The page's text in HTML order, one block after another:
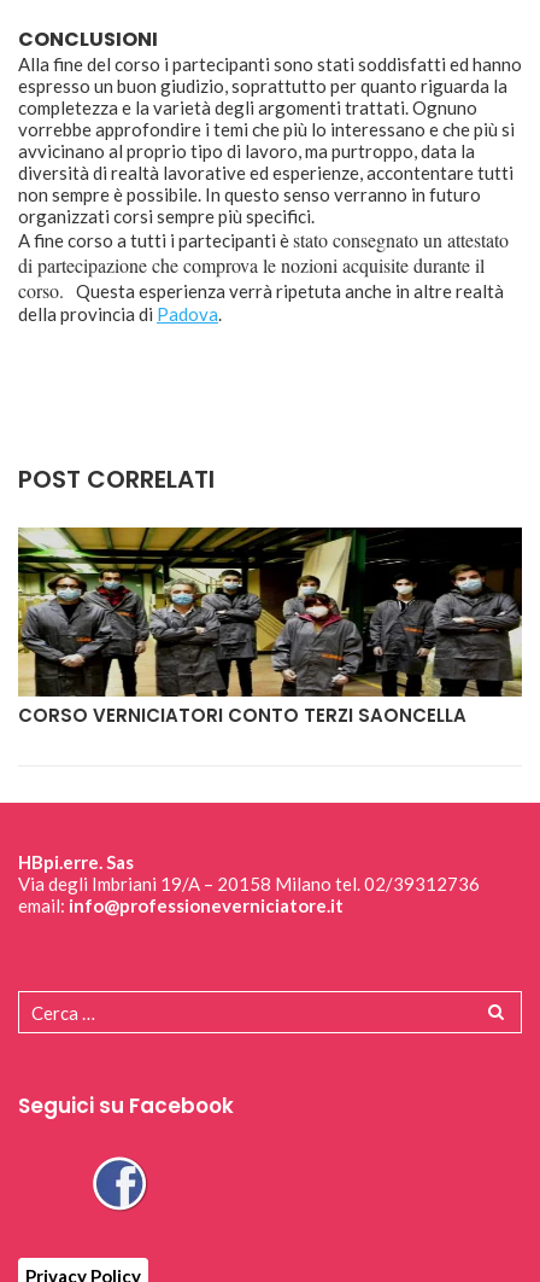
CONCLUSIONI
Alla fine del corso i partecipanti sono stati soddisfatti ed hanno
espresso un buon giudizio, soprattutto per quanto riguarda la
completezza e la varietà degli argomenti trattati. Ognuno
vorrebbe approfondire i temi che più lo interessano e che più si
avvicinano al proprio tipo di lavoro, ma purtroppo, data la
diversità di realtà lavorative ed esperienze, accontentare tutti
non sempre è possibile. In questo senso verranno in futuro
organizzati corsi sempre più specifici.
A fine corso a tutti i partecipanti èstato consegnato un attestato
di partecipazione che comprova le nozioni acquisite durante il
corso. Questa esperienza verrà ripetuta anche in altre realtà
della provincia di Padova
POST CORRELATI
CORSO VERNICIATORI CONTO TERZI SAONCELLA
HBpi.erre. Sas
Via degli Imbriani 19/A – 20158 Milano tel. 02/39312736
email: info@professioneverniciatore.it
Seguici su Facebook
Privacy Policy